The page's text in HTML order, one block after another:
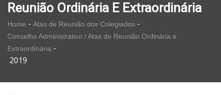
Reunião Ordinária E Extraordinária
Home - Atas de Reunião dos Colegiados -
Conselho Administrativo / Atas de Reunião Ordinária e
Extraordinária -
2019